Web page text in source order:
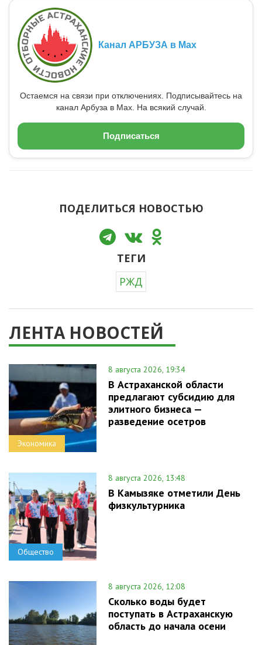
Канал АРБУЗА в Max
Остаемся на связи при отключениях. Подписывайтесь на
канал Арбуза в Max. На всякий случай.
Подписаться
ПОДЕЛИТЬСЯ НОВОСТЬЮ
ТЕГИ
РЖД
ЛЕНТА НОВОСТЕЙ
Экономика
8 августа 2026, 19:34
В Астраханской области
предлагают субсидию для
элитного бизнеса —
разведение осетров
Общество
8 августа 2026, 13:48
В Камызяке отметили День
физкультурника
8 августа 2026, 12:08
Сколько воды будет
поступать в Астраханскую
область до начала осени